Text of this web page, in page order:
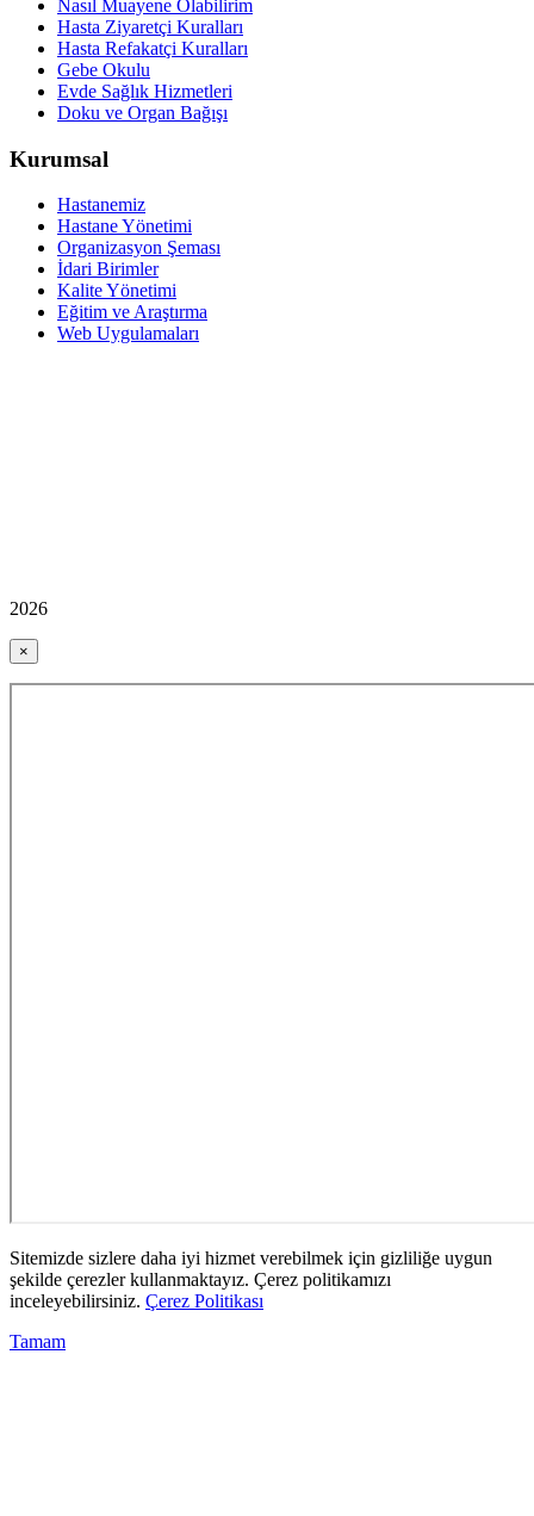
Nasıl Muayene Olabilirim
Hasta Ziyaretçi Kuralları
Hasta Refakatçi Kuralları
Gebe Okulu
Evde Sağlık Hizmetleri
Doku ve Organ Bağışı
Kurumsal
Hastanemiz
Hastane Yönetimi
Organizasyon Şeması
İdari Birimler
Kalite Yönetimi
Eğitim ve Araştırma
Web Uygulamaları
2026
×
Sitemizde sizlere daha iyi hizmet verebilmek için gizliliğe uygun
şekilde çerezler kullanmaktayız. Çerez politikamızı
inceleyebilirsiniz. Çerez Politikası
Tamam